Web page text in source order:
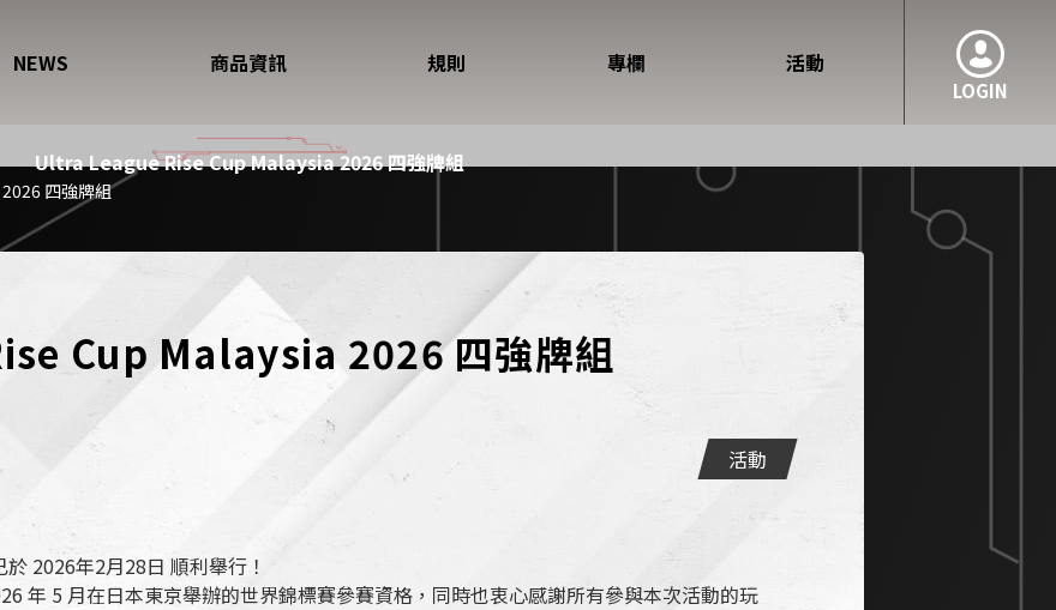
LOGIN
NEWS 商品資訊 規則 專欄 活動
Ultra League Rise Cup Malaysia 2026 四強牌組
四強牌組
Cup Malaysia 2026 四強牌組
活動
2026年2月28日 順利舉行！
年 5 月在日本東京舉辦的世界錦標賽參賽資格，同時也衷心感謝所有參與本次活動的玩